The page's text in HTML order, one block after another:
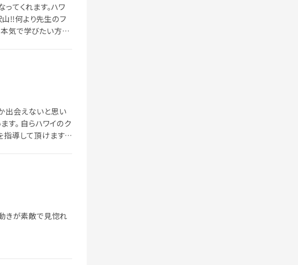
てくれます。ハワ
‼︎何より先生のフ
気で学びたい方に
出会えないと思い
す。 自らハワイのク
導して頂けます。
きが素敵で見惚れ